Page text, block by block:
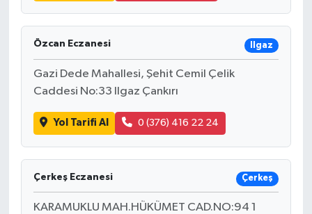
Özcan Eczanesi Ilgaz
Gazi Dede Mahallesi, Şehit Cemil Çelik
Caddesi No:33 Ilgaz Çankırı
Yol Tarifi Al 0 (376) 416 22 24
Çerkeş Eczanesi Çerkeş
KARAMUKLU MAH.HÜKÜMET CAD.NO:94 1